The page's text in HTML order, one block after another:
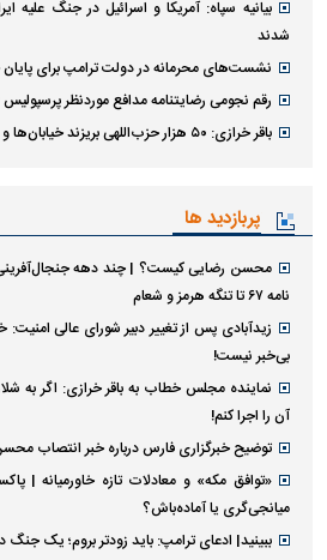
بیانیه سپاه: آمریکا و اسرائیل در جنگ علیه
شدند
نشست‌های محرمانه در دولت ترامپ برای پایان
رقم نجومی رضایتنامه مدافع موردنظر
باقر خرازی: ۵۰ هزار حزب‌اللهی بریزند خیابان‌ها و بی حجاب‌ها را بکشند
پربازدید ها
نامه ۶۷ تا تنگه هرمز و شعام
زیدآبادی پس از تغییر دبیر شورای عالی
بی‌خبر نیست!
نماینده مجلس خطاب به باقر خرازی: اگر به
آن را اجرا کنم!
توضیح خبرگزاری فارس درباره خبر انتصاب
«توافق مکه» و معادلات تازه خاورمیانه |
میانجی‌گری یا آماده‌باش؟
ببینید| ادعای ترامپ: باید زودتر بروم؛ یک جنگ